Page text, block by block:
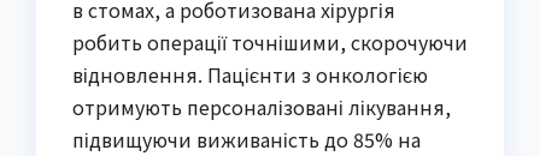
в стомах, а роботизована хірургія
робить операції точнішими, скорочуючи
відновлення. Пацієнти з онкологією
отримують персоналізовані лікування,
підвищуючи виживаність до 85% на